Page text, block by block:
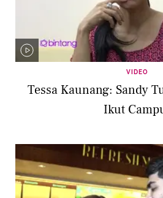
VIDEO
Tessa Kaunang: Sandy
Ikut